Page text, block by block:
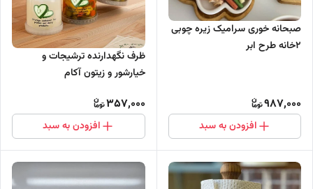
صبحانه خوری سرامیک زیره چوبی
۲خانه طرح ابر
987,000
افزودن به سبد
ظرف نگهدارنده ترشیجات و
خیارشور و زیتون آکام
357,000
افزودن به سبد